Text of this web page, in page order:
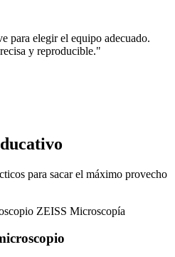
para elegir el equipo adecuado.
y reproducible."
para sacar el máximo provecho
Microscopía